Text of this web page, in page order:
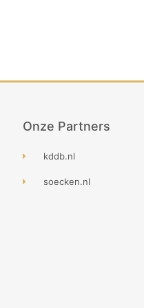
Onze Partners
kddb.nl
soecken.nl